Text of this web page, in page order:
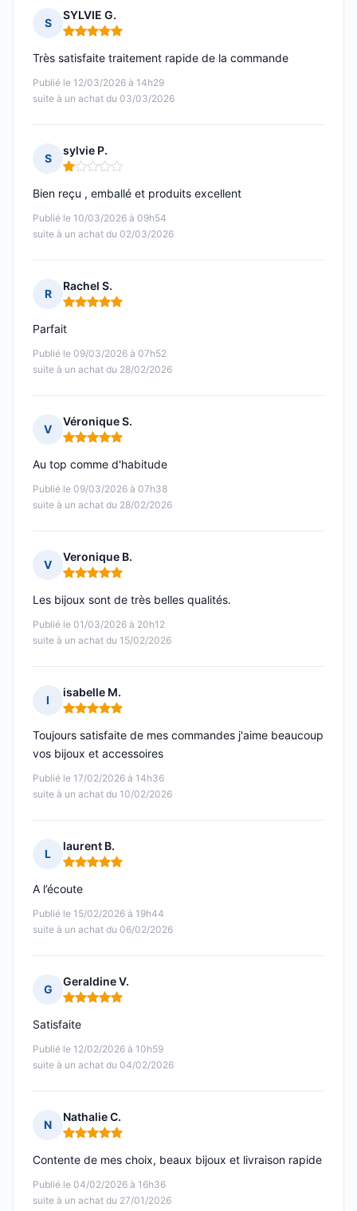
S
SYLVIE G.
Note : 5 sur 5
Publié le 12/03/2026 à 14h29
suite à un achat du 03/03/2026
Très satisfaite traitement rapide de la commande
S
sylvie P.
Note : 1 sur 5
Publié le 10/03/2026 à 09h54
suite à un achat du 02/03/2026
Bien reçu , emballé et produits excellent
R
Rachel S.
Note : 5 sur 5
Publié le 09/03/2026 à 07h52
suite à un achat du 28/02/2026
Parfait
V
Véronique S.
Note : 5 sur 5
Publié le 09/03/2026 à 07h38
suite à un achat du 28/02/2026
Au top comme d'habitude
V
Veronique B.
Note : 5 sur 5
Publié le 01/03/2026 à 20h12
suite à un achat du 15/02/2026
Les bijoux sont de très belles qualités.
I
isabelle M.
Note : 5 sur 5
Publié le 17/02/2026 à 14h36
suite à un achat du 10/02/2026
Toujours satisfaite de mes commandes j'aime beaucoup
vos bijoux et accessoires
L
laurent B.
Note : 5 sur 5
Publié le 15/02/2026 à 19h44
suite à un achat du 06/02/2026
A l’écoute
G
Geraldine V.
Note : 5 sur 5
Publié le 12/02/2026 à 10h59
suite à un achat du 04/02/2026
Satisfaite
N
Nathalie C.
Note : 5 sur 5
Publié le 04/02/2026 à 16h36
suite à un achat du 27/01/2026
Contente de mes choix, beaux bijoux et livraison rapide